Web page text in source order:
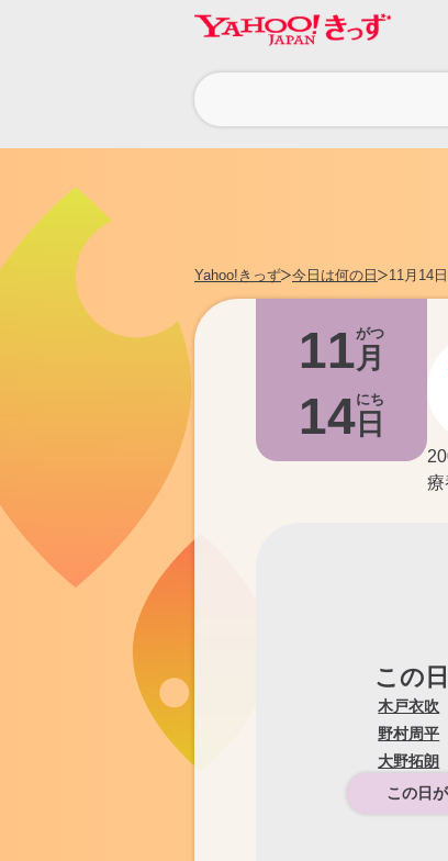
Yahoo!きっず 今日は何の日 11月14
11月
がつ
14 日
にち
療
この
木戸衣吹
野村周平
大野拓朗
この日